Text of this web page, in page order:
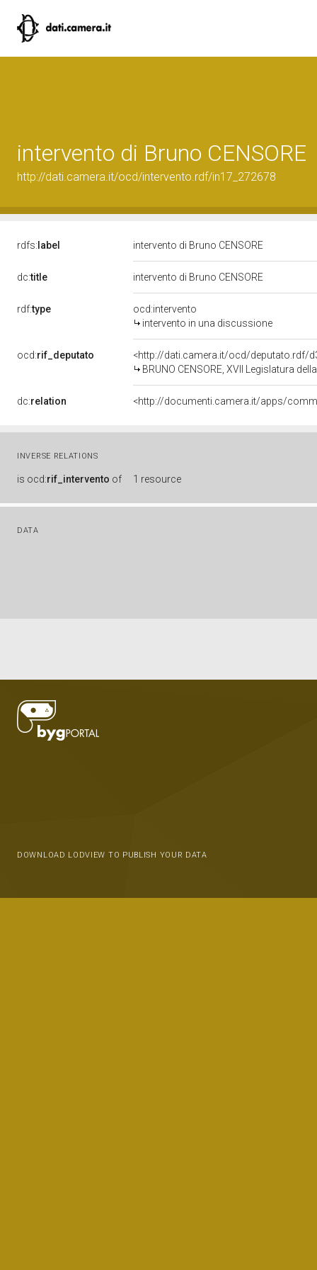
intervento di Bruno CENSORE
http://dati.camera.it/ocd/intervento.rdf/in17_272678
rdfs: label intervento di Bruno CENSORE
dc:title intervento di Bruno CENSORE
rdf:type
ocd:intervento
intervento in una discussione
ocd:rif_deputato
<http://dati.camera.it/ocd/deputato.rdf/
BRUNO CENSORE, XVII Legislatura
dc:relation
INVERSE RELATIONS
is ocd:rif_intervento of 1 resource
DATA
DOWNLOAD LODVIEW TO PUBLISH YOUR DATA